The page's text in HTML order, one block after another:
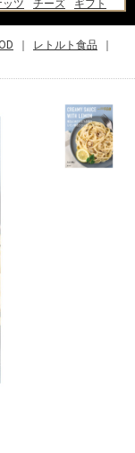
ッツ チーズ
ギフト
レトルト食品